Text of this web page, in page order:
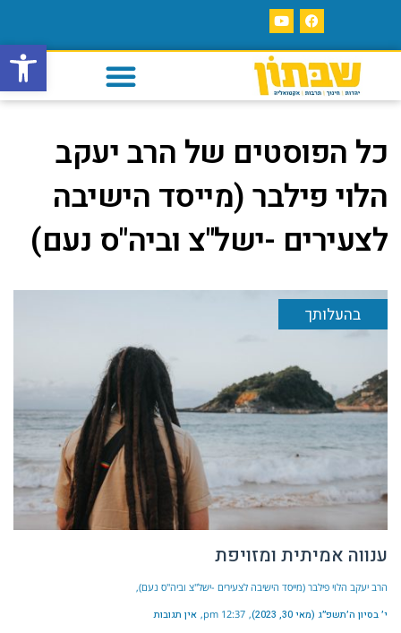
פתח
כל הפוסטים של הרב יעקב
הלוי פילבר (מייסד הישיבה
לצעירים -ישל"צ וביה"ס נעם)
בהעלותך
ענווה אמיתית ומזויפת
הרב יעקב הלוי פילבר (מייסד הישיבה לצעירים -ישל"צ וביה"ס נעם)
י׳ בסיון ה׳תשפ״ג (מאי 30, 2023) 12:37 pm אין תגובות